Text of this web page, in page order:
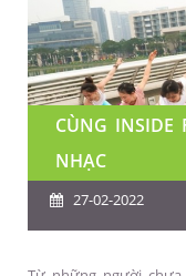
CÙNG INSIDE
NHẠC
27-02-2022